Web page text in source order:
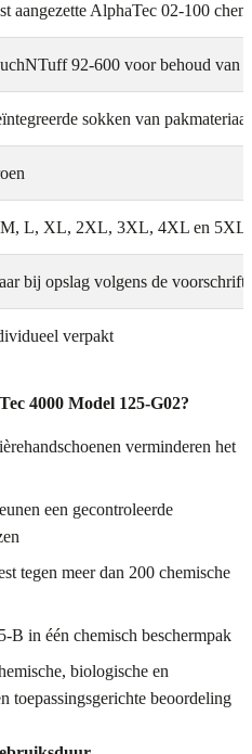
aangezette AlphaTec 02-100
92-600 voor behoud van
sokken van
M, L, XL, 2XL, 3XL, 4XL en 5XL
bij opslag volgens de
verpakt
4000 Model 125-G02?
verminderen het
een gecontroleerde
tegen meer dan 200 chemische
B in één chemisch beschermpak
biologische en
toepassingsgerichte beoordeling